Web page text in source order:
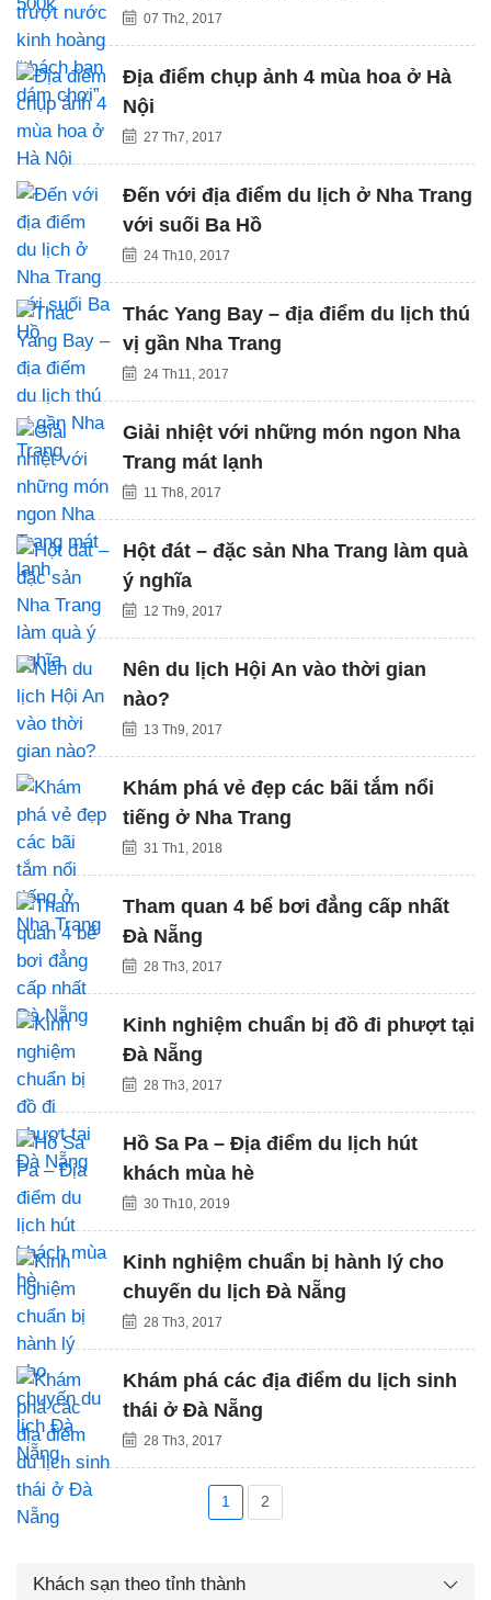
07 Th2, 2017
Địa điểm chụp ảnh 4 mùa hoa ở Hà
Nội
27 Th7, 2017
Đến với địa điểm du lịch ở Nha Trang
với suối Ba Hồ
24 Th10, 2017
Thác Yang Bay – địa điểm du lịch thú
vị gần Nha Trang
24 Th11, 2017
Giải nhiệt với những món ngon Nha
Trang mát lạnh
11 Th8, 2017
Hột đát – đặc sản Nha Trang làm quà
ý nghĩa
12 Th9, 2017
Nên du lịch Hội An vào thời gian
nào?
13 Th9, 2017
Khám phá vẻ đẹp các bãi tắm nổi
tiếng ở Nha Trang
31 Th1, 2018
Tham quan 4 bể bơi đẳng cấp nhất
Đà Nẵng
28 Th3, 2017
Kinh nghiệm chuẩn bị đồ đi phượt tại
Đà Nẵng
28 Th3, 2017
Hồ Sa Pa – Địa điểm du lịch hút
khách mùa hè
30 Th10, 2019
Kinh nghiệm chuẩn bị hành lý cho
chuyến du lịch Đà Nẵng
28 Th3, 2017
Khám phá các địa điểm du lịch sinh
thái ở Đà Nẵng
28 Th3, 2017
1 2
Khách sạn theo tỉnh thành